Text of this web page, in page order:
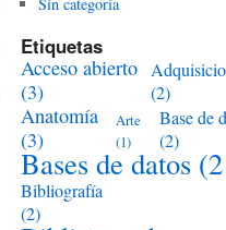
Etiquetas
Acceso abierto
(3)
(2)
Anatomía
(3)
Arte
(1)
Base de
(2)
Bases de datos
Bibliografía
(2)